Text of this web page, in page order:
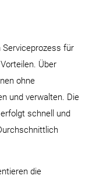
Serviceprozess für
Über
ohne
und verwalten. Die
schnell und
die